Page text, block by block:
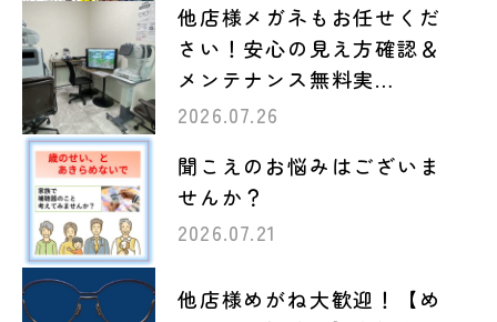
他店様メガネもお任せくだ
さい！安心の見え方確認＆
メンテナンス無料実…
2026.07.26
聞こえのお悩みはございま
せんか？
2026.07.21
他店様めがね大歓迎！【め